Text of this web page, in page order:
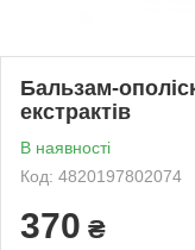
Бальзам-
екстрактів
В наявності
Код: 4820197802074
370 ₴